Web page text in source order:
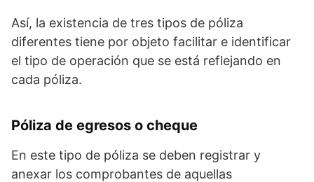
Así, la existencia de tres tipos de póliza
diferentes tiene por objeto facilitar e identificar
el tipo de operación que se está reflejando en
cada póliza.
Póliza de egresos o cheque
En este tipo de póliza se deben registrar y
anexar los comprobantes de aquellas